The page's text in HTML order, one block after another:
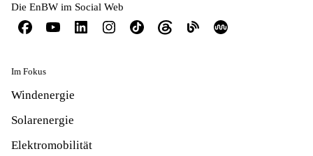
Die EnBW im Social Web
Im Fokus
Windenergie
Solarenergie
Elektromobilität